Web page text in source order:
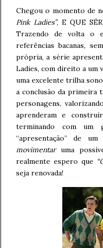
Chegou o momento de
Pink Ladies”, E QUE
Trazendo de volta o
referências bacanas,
própria, a série
Ladies, com direito a um
uma excelente trilha
a conclusão da primeira
personagens,
aprenderam e
terminando com
“apresentação” de
movimentaruma
realmente espero que
seja renovada!